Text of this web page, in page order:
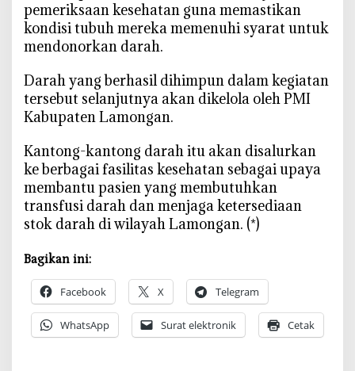
pemeriksaan kesehatan guna memastikan
kondisi tubuh mereka memenuhi syarat untuk
mendonorkan darah.
‎Darah yang berhasil dihimpun dalam kegiatan
tersebut selanjutnya akan dikelola oleh PMI
Kabupaten Lamongan.
‎Kantong-kantong darah itu akan disalurkan
ke berbagai fasilitas kesehatan sebagai upaya
membantu pasien yang membutuhkan
transfusi darah dan menjaga ketersediaan
stok darah di wilayah Lamongan. (*)
Bagikan ini:
Facebook X Telegram
WhatsApp Surat elektronik Cetak